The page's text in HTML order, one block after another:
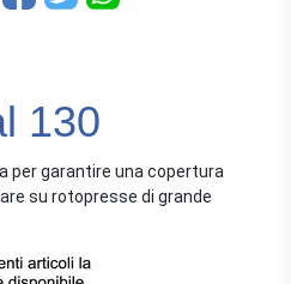
130
per garantire una copertura
su rotopresse di grande
ed estremamente
assicurando balle compatte e